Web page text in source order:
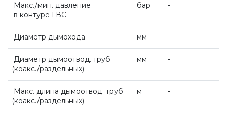
Комплект коаксиальный Ferroli 80/125
ACV
De Dietrich
Макс./мин. давление
в контуре ГВС
бар -
Диаметр дымохода мм -
Диаметр дымоотвод. труб
(коакс./раздельных)
мм -
Макс. длина дымоотвод. труб
(коакс./раздельных)
м -